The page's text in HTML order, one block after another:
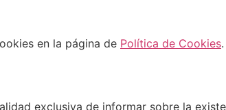
en la página de Política de Cookies.
exclusiva de informar sobre la